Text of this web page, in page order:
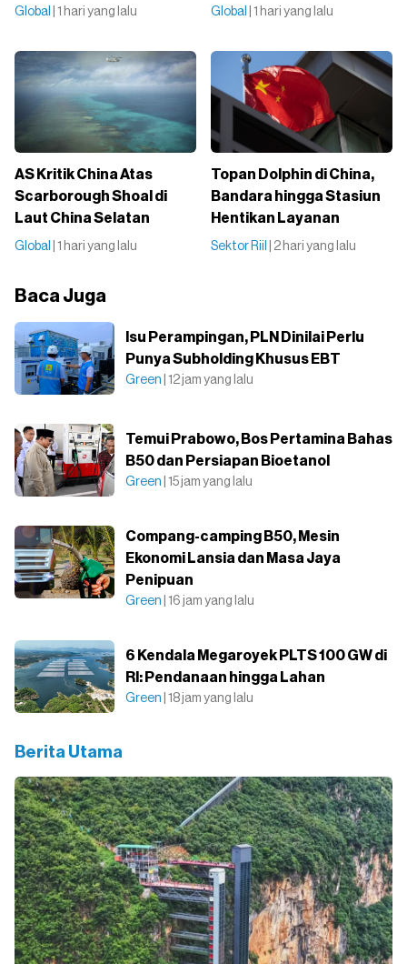
Global | 1 hari yang lalu Global | 1 hari yang lalu
AS Kritik China Atas
Scarborough Shoal di
Laut China Selatan
Global | 1 hari yang lalu
Topan Dolphin di China,
Bandara hingga Stasiun
Hentikan Layanan
Sektor Riil | 2 hari yang lalu
Baca Juga
Isu Perampingan, PLN Dinilai Perlu
Punya Subholding Khusus EBT
Green | 12 jam yang lalu
Temui Prabowo, Bos Pertamina Bahas
B50 dan Persiapan Bioetanol
Green | 15 jam yang lalu
Compang-camping B50, Mesin
Ekonomi Lansia dan Masa Jaya
Penipuan
Green | 16 jam yang lalu
6 Kendala Megaroyek PLTS 100 GW di
RI: Pendanaan hingga Lahan
Green | 18 jam yang lalu
Berita Utama